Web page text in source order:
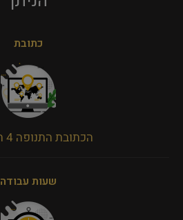
כתובת
הכתובת התנופה 4 תל אביב
שעות עבודה